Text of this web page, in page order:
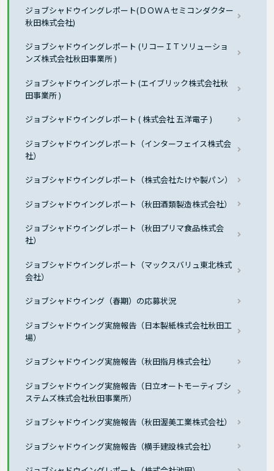
ジョブシャドウイングレポート(ＤＯＷＡセミコンダクター
秋田株式会社)
ジョブシャドウイングレポート (リコーＩＴソリューショ
ンズ株式会社秋田事業所 )
ジョブシャドウイングレポート (エイブリック株式会社秋
田事業所 )
ジョブシャドウイングレポート ( 株式会社 五洋電子 )
ジョブシャドウイングレポート（インターフェイス株式会
社）
ジョブシャドウイングレポート（株式会社たけや製パン）
ジョブシャドウイングレポート（秋田酒類製造株式会社）
ジョブシャドウイングレポート（秋田プリマ食品株式会
社）
ジョブシャドウイングレポート（マックスバリュ東北株式
会社）
ジョブシャドウイング（春期）の応募状況
ジョブシャドウイング実施報告（日本製紙株式会社秋田工
場）
ジョブシャドウイング実施報告（秋田指月株式会社）
ジョブシャドウイング実施報告（日立オートモーティブシ
ステムズ株式会社秋田事業所）
ジョブシャドウイング実施報告（秋田渥美工業株式会社）
ジョブシャドウイング実施報告（横手建設株式会社）